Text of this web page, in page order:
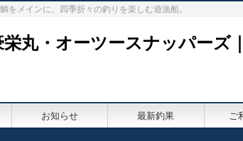
をメインに、四季折々の釣りを楽しむ遊漁船。
丸・オーツースナッパーズ｜
お知らせ 最新釣果 ご